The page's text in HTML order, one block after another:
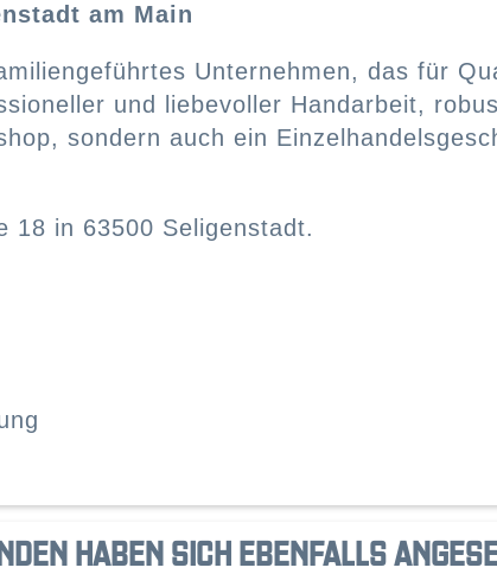
am Main
Unternehmen, das für
und liebevoller Handarbeit,
sondern auch ein
18 in 63500 Seligenstadt.
HABEN SICH EBENFALLS